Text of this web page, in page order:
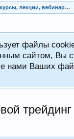
лекции, вебинары,
файлы
сайтом, Вы
нами Ваших